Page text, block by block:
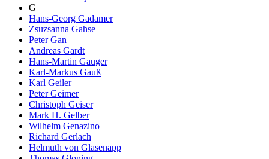
G
Hans-Georg Gadamer
Zsuzsanna Gahse
Peter Gan
Andreas Gardt
Hans-Martin Gauger
Karl-Markus Gauß
Karl Geiler
Peter Geimer
Christoph Geiser
Mark H. Gelber
Wilhelm Genazino
Richard Gerlach
Helmuth von Glasenapp